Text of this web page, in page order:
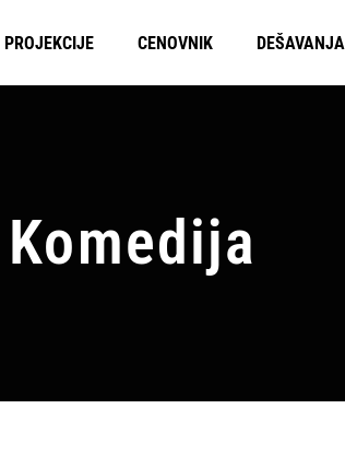
PROJEKCIJE CENOVNIK DEŠAVANJA